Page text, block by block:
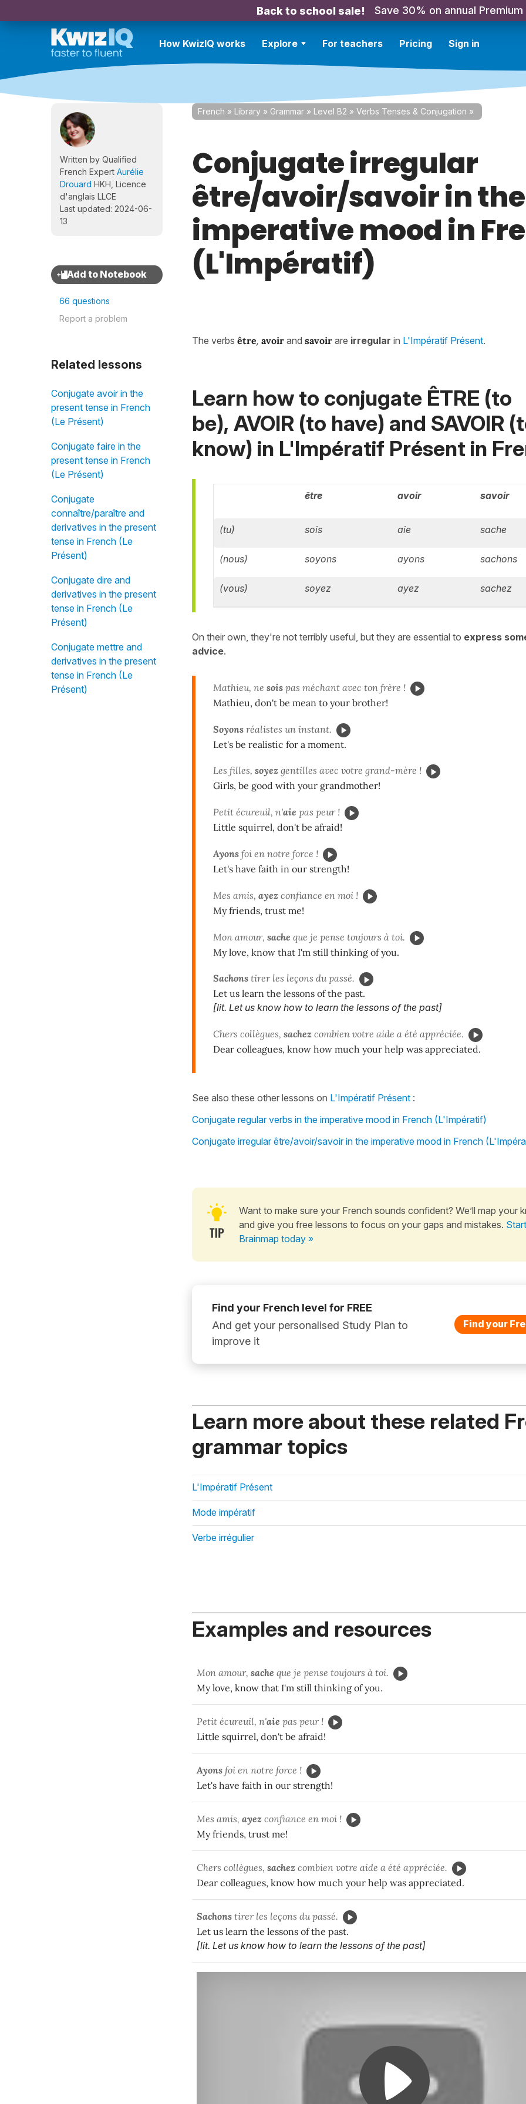
Back to school sale! Save 30% on annual Premium
How KwizIQ works Explore For teachers Pricing Sign in
Written by Qualified
French Expert Aurélie
Drouard HKH, Licence
d'anglais LLCE
Last updated: 2024-06-
13
66 questions
Report a problem
Related lessons
Conjugate avoir in the
present tense in French
(Le Présent)
Conjugate faire in the
present tense in French
(Le Présent)
Conjugate
connaître/paraître and
derivatives in the present
tense in French (Le
Présent)
Conjugate dire and
derivatives in the present
tense in French (Le
Présent)
Conjugate mettre and
derivatives in the present
tense in French (Le
Présent)
French » Library » Grammar » Level B2 » Verbs Tenses & Conjugation »
Conjugate irregular
être/avoir/savoir in the
imperative mood in
(L'Impératif)
The verbs être, avoir and savoir are irregular in L'Impératif Présent.
Learn how to conjugate ÊTRE (to
be), AVOIR (to have) and SAVOIR
know) in L'Impératif Présent in
être avoir savoir
(tu) sois aie sache
(nous) soyons ayons sachons
(vous) soyez ayez sachez
On their own, they're not terribly useful, but they are essential to express
advice.
Mathieu, ne sois pas méchant avec ton frère !
Mathieu, don't be mean to your brother!
Soyons réalistes un instant.
Let's be realistic for a moment.
Les filles, soyez gentilles avec votre grand-mère !
Girls, be good with your grandmother!
Petit écureuil, n'aie pas peur !
Little squirrel, don't be afraid!
Ayons foi en notre force !
Let's have faith in our strength!
Mes amis, ayez confiance en moi !
My friends, trust me!
Mon amour, sache que je pense toujours à toi.
My love, know that I'm still thinking of you.
Sachons tirer les leçons du passé.
Let us learn the lessons of the past.
[lit. Let us know how to learn the lessons of the past]
Chers collègues, sachez combien votre aide a été appréciée.
Dear colleagues, know how much your help was appreciated.
See also these other lessons on L'Impératif Présent :
Conjugate regular verbs in the imperative mood in French (L'Impératif)
Conjugate irregular être/avoir/savoir in the imperative mood in French
Want to make sure your French sounds confident? We’ll map your
and give you free lessons to focus on your gaps and mistakes.
Brainmap today »
Find your French level for FREE
And get your personalised Study Plan to
improve it
Find your
Learn more about these related
grammar topics
L'Impératif Présent
Mode impératif
Verbe irrégulier
Examples and resources
Mon amour, sache que je pense toujours à toi.
My love, know that I'm still thinking of you.
Petit écureuil, n'aie pas peur !
Little squirrel, don't be afraid!
Ayons foi en notre force !
Let's have faith in our strength!
Mes amis, ayez confiance en moi !
My friends, trust me!
Chers collègues, sachez combien votre aide a été appréciée.
Dear colleagues, know how much your help was appreciated.
Sachons tirer les leçons du passé.
Let us learn the lessons of the past.
[lit. Let us know how to learn the lessons of the past]